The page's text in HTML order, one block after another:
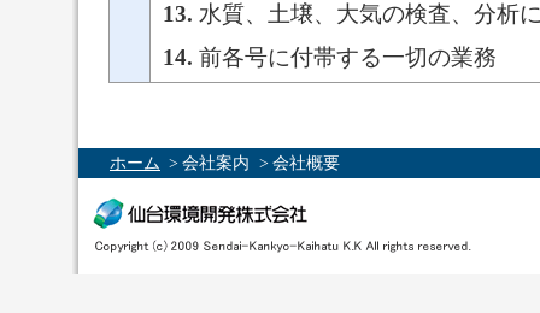
水質、土壌、大気の検査、分析
前各号に付帯する一切の業務
ホーム > 会社案内 > 会社概要